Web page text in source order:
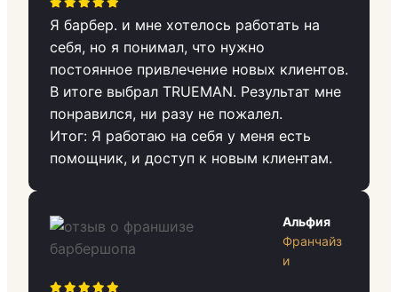
Я барбер. и мне хотелось работать на
себя, но я понимал, что нужно
постоянное привлечение новых клиентов.
В итоге выбрал TRUEMAN. Результат мне
понравился, ни разу не пожалел.
Итог: Я работаю на себя у меня есть
помощник, и доступ к новым клиентам.
Альфия
Франчайз
и